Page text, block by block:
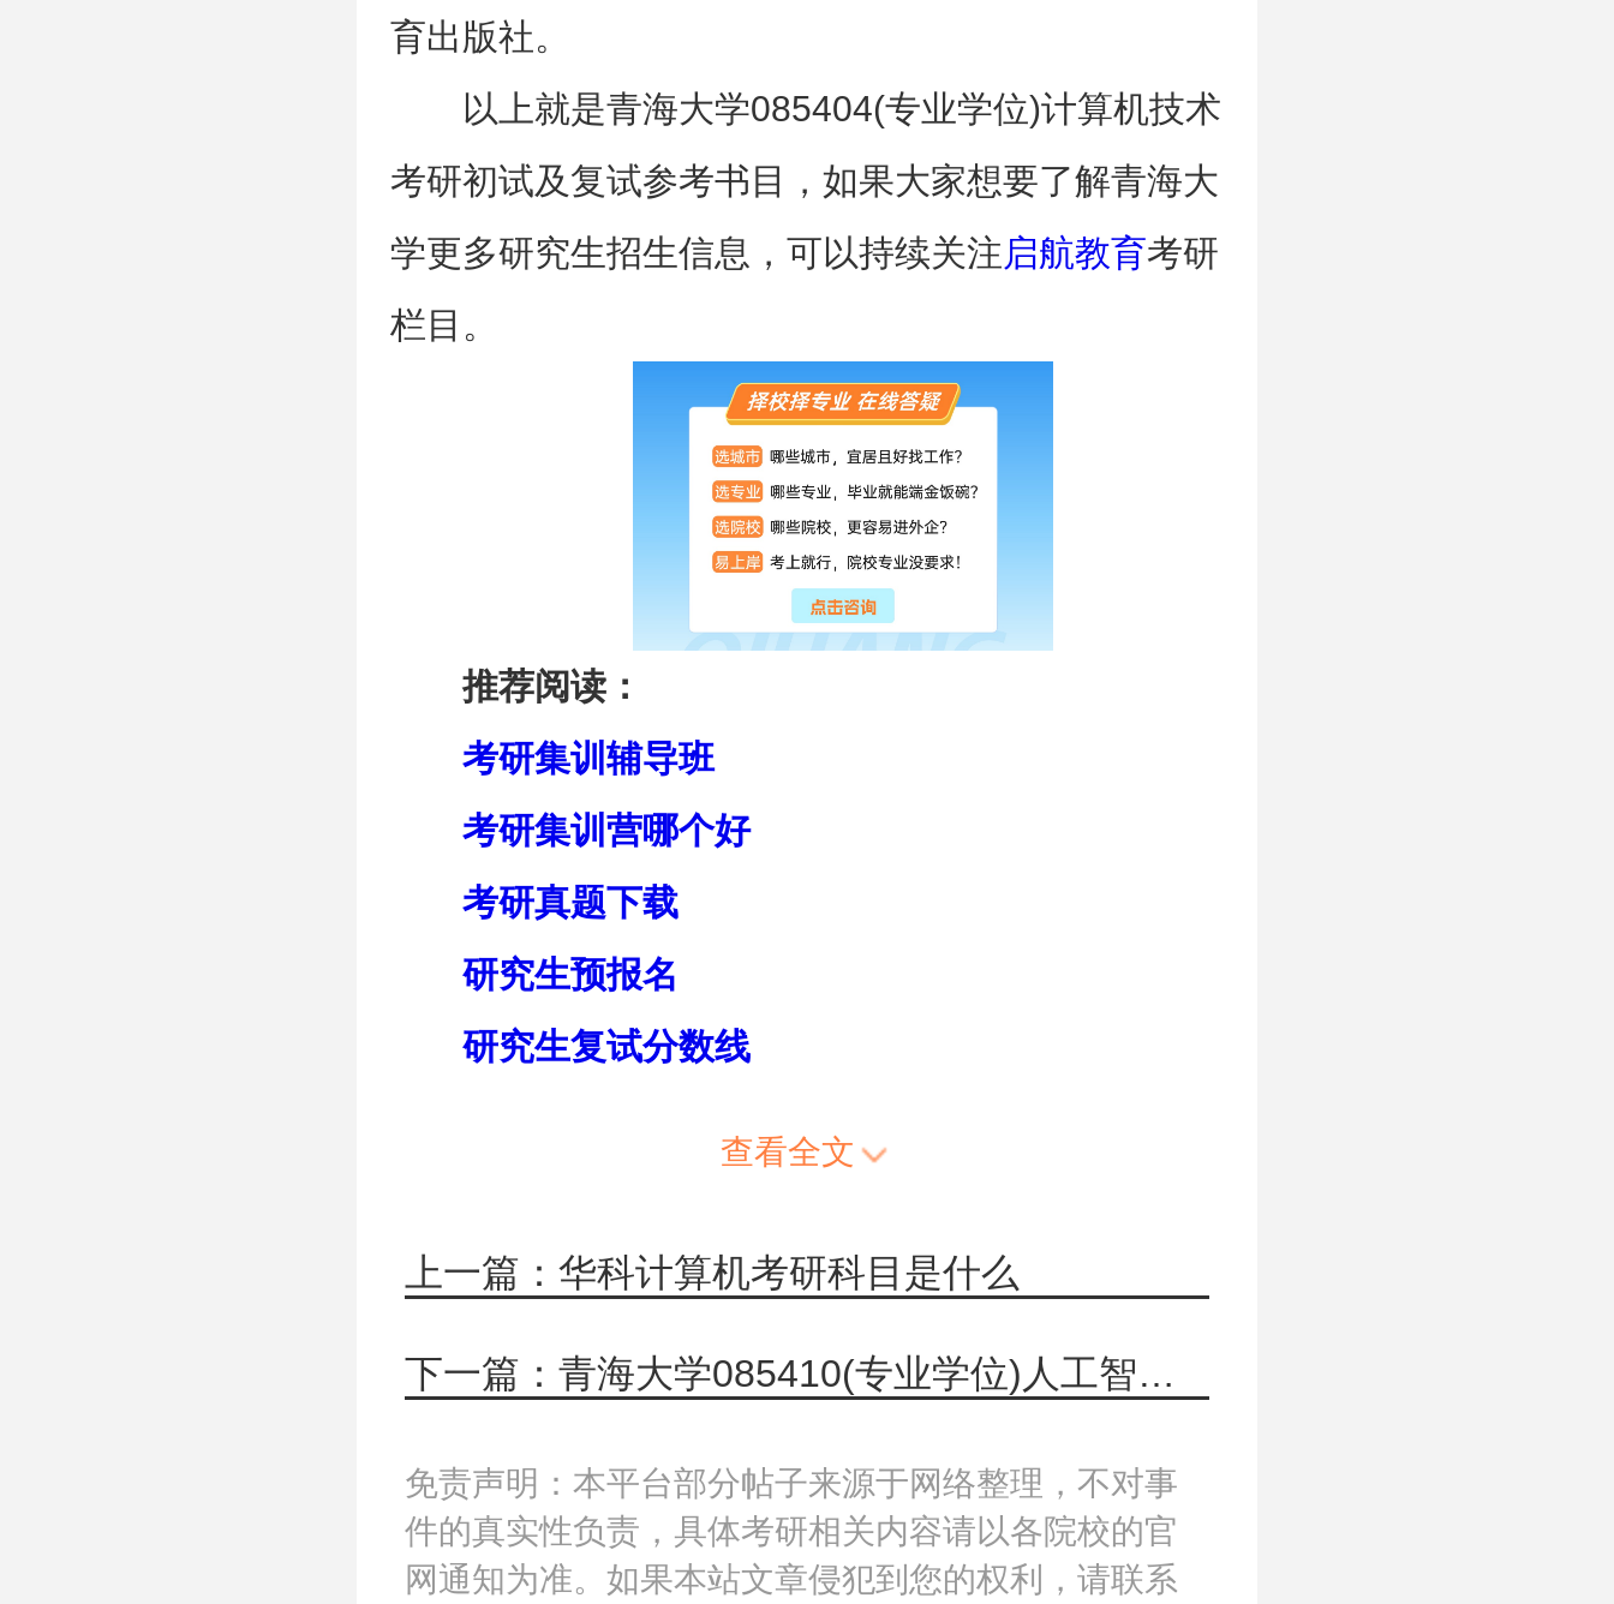
育出版社。
以上就是青海大学085404(专业学位)计算机技术
考研初试及复试参考书目，如果大家想要了解青海大
学更多研究生招生信息，可以持续关注 启航教育考研
栏目。
推荐阅读：
考研集训辅导班
考研集训营哪个好
考研真题下载
研究生预报名
研究生复试分数线
查看全文
上一篇：华科计算机考研科目是什么
下一篇：青海大学085410(专业学位)人工智能考研初试参考书目有哪些？
免责声明：本平台部分帖子来源于网络整理，不对事
件的真实性负责，具体考研相关内容请以各院校的官
网通知为准。如果本站文章侵犯到您的权利，请联系